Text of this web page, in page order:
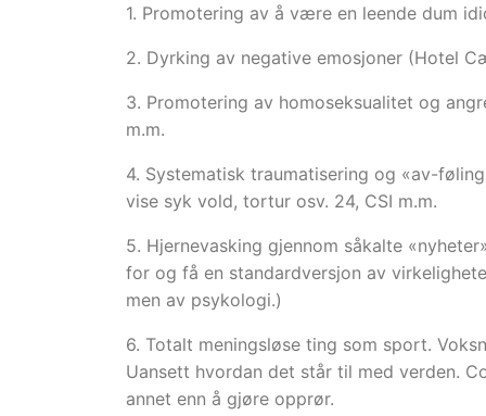
1. Promotering av å være en leende dum
2. Dyrking av negative emosjoner (Hotel
3. Promotering av homoseksualitet og
m.m.
4. Systematisk traumatisering og «av-
vise syk vold, tortur osv. 24, CSI m.m.
5. Hjernevasking gjennom såkalte
for og få en standardversjon av
men av psykologi.)
6. Totalt meningsløse ting som sport.
Uansett hvordan det står til med verden.
annet enn å gjøre opprør.